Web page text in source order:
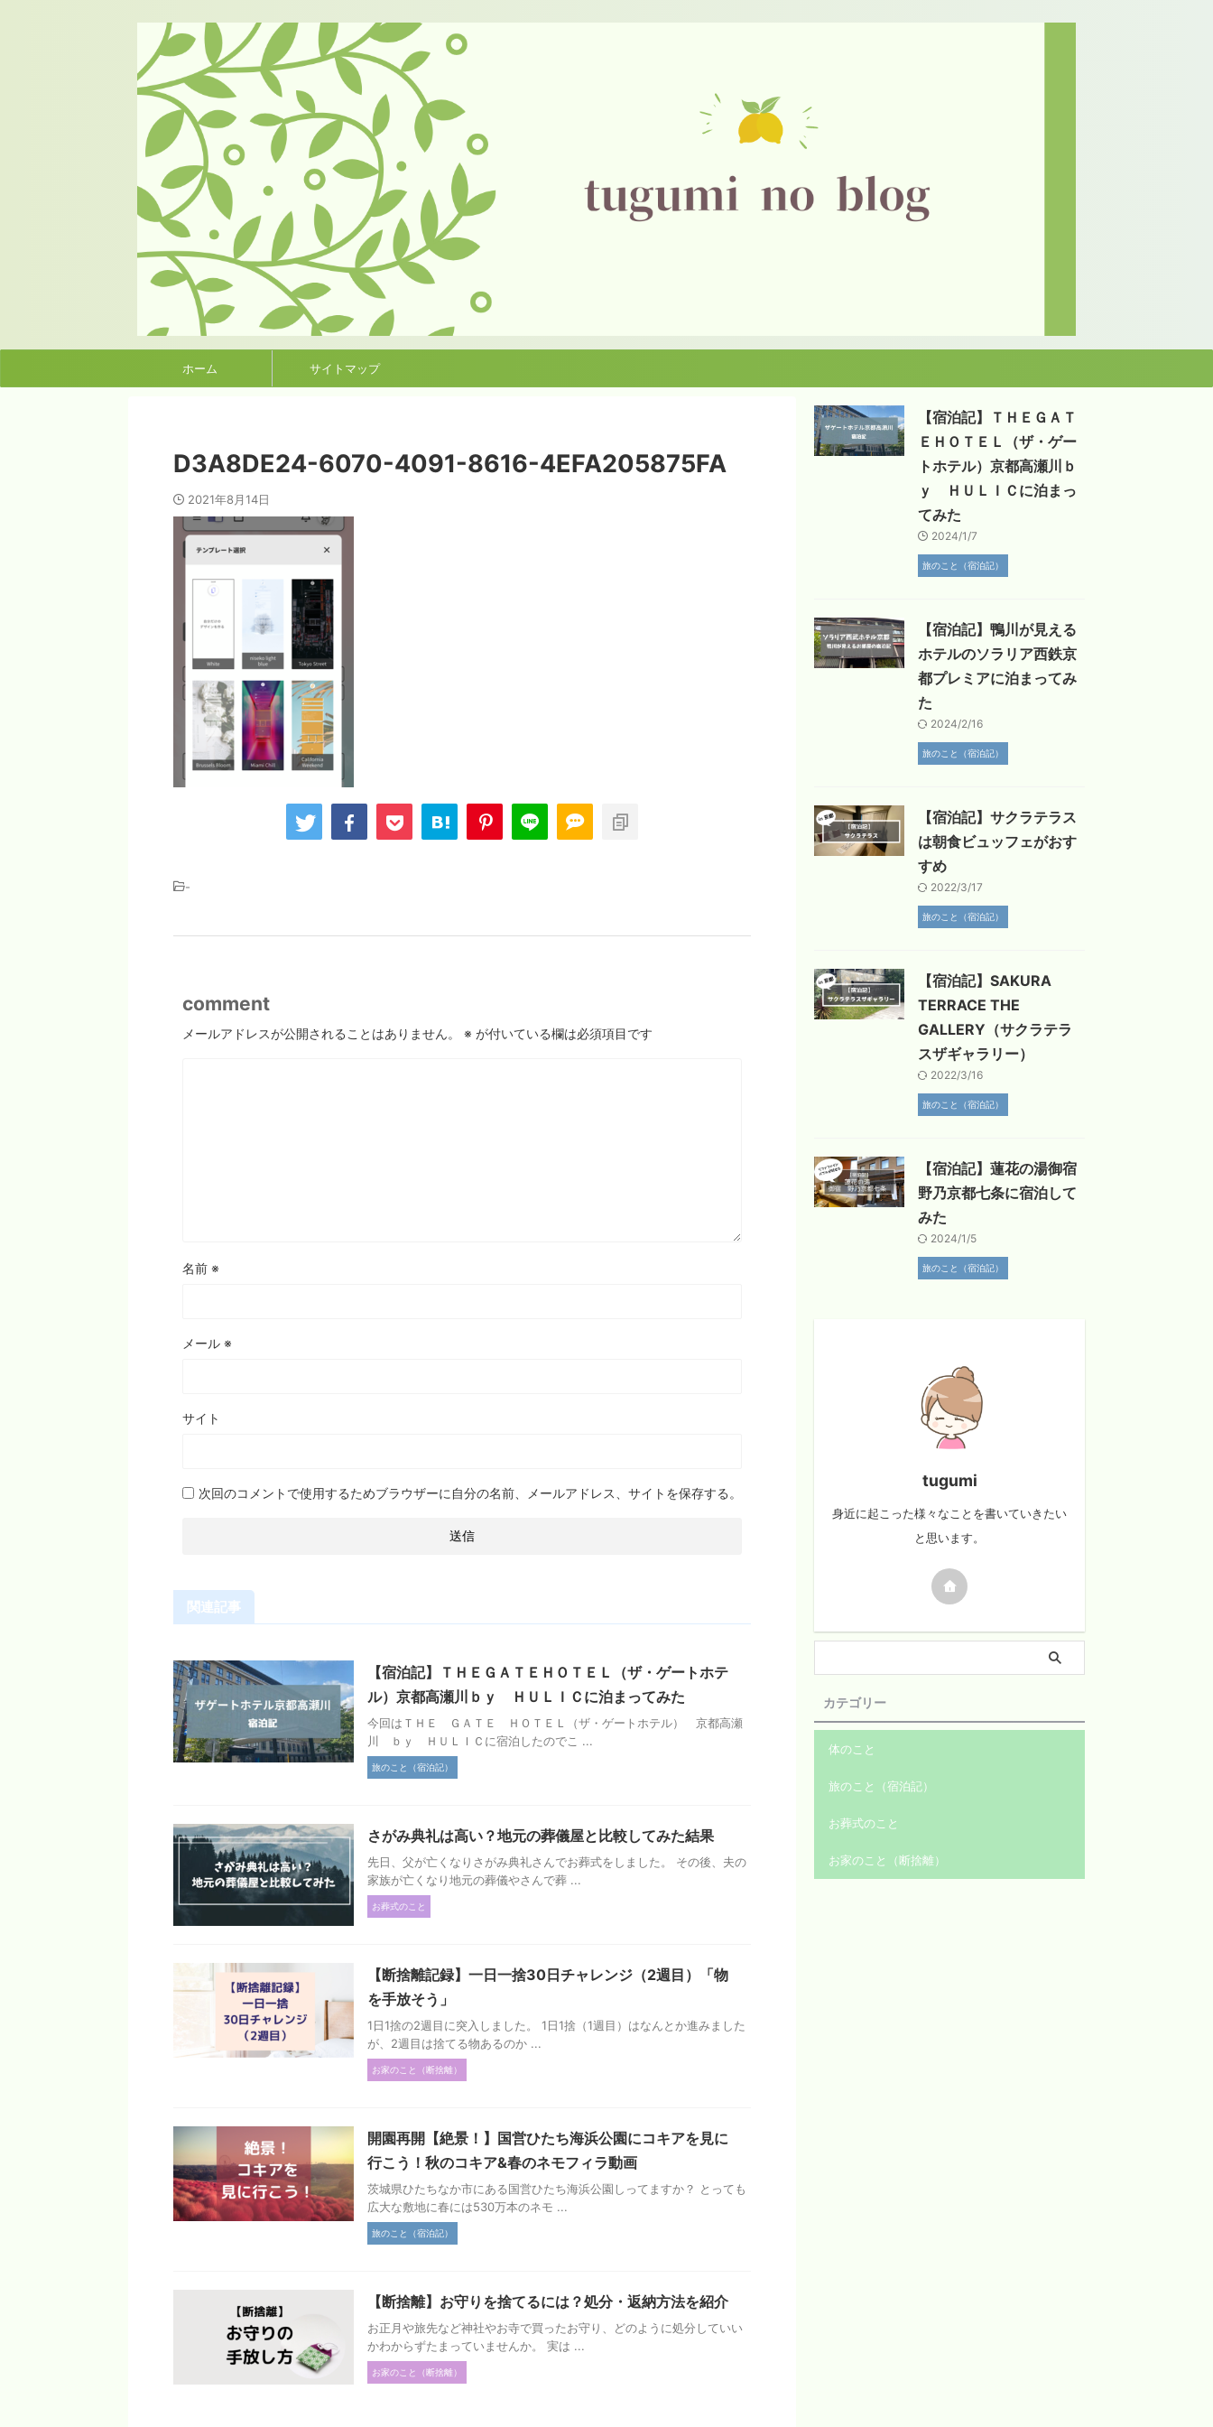
ホーム サイトマップ
D3A8DE24-6070-4091-8616-4EFA205875FA
2021年8月14日
-
comment
メールアドレスが公開されることはありません。 ※ が付いている欄は必須項目です
名前 ※
メール ※
サイト
次回のコメントで使用するためブラウザーに自分の名前、メールアドレス、サイトを保存する。
関連記事
【宿泊記】ＴＨＥＧＡＴＥＨＯＴＥＬ（ザ・ゲートホテ
ル）京都高瀬川ｂｙ ＨＵＬＩＣに泊まってみた
今回はＴＨＥ ＧＡＴＥ ＨＯＴＥＬ（ザ・ゲートホテル） 京都高瀬
川 ｂｙ ＨＵＬＩＣに宿泊したのでこ ...
旅のこと（宿泊記）
さがみ典礼は高い？地元の葬儀屋と比較してみた結果
先日、父が亡くなりさがみ典礼さんでお葬式をしました。 その後、夫の
家族が亡くなり地元の葬儀やさんで葬 ...
お葬式のこと
【断捨離記録】一日一捨30日チャレンジ（2週目）「物
を手放そう」
1日1捨の2週目に突入しました。 1日1捨（1週目）はなんとか進みました
が、2週目は捨てる物あるのか ...
お家のこと（断捨離）
開園再開【絶景！】国営ひたち海浜公園にコキアを見に
行こう！秋のコキア&春のネモフィラ動画
茨城県ひたちなか市にある国営ひたち海浜公園しってますか？ とっても
広大な敷地に春には530万本のネモ ...
旅のこと（宿泊記）
【断捨離】お守りを捨てるには？処分・返納方法を紹介
お正月や旅先など神社やお寺で買ったお守り、どのように処分していい
かわからずたまっていませんか。 実は ...
お家のこと（断捨離）
【宿泊記】ＴＨＥＧＡＴ
ＥＨＯＴＥＬ（ザ・ゲー
トホテル）京都高瀬川ｂ
ｙ ＨＵＬＩＣに泊まっ
てみた
2024/1/7
旅のこと（宿泊記）
【宿泊記】鴨川が見える
ホテルのソラリア西鉄京
都プレミアに泊まってみ
た
2024/2/16
旅のこと（宿泊記）
【宿泊記】サクラテラス
は朝食ビュッフェがおす
すめ
2022/3/17
旅のこと（宿泊記）
【宿泊記】SAKURA
TERRACE THE
GALLERY（サクラテラ
スザギャラリー）
2022/3/16
旅のこと（宿泊記）
【宿泊記】蓮花の湯御宿
野乃京都七条に宿泊して
みた
2024/1/5
旅のこと（宿泊記）
tugumi
身近に起こった様々なことを書いていきたい
と思います。
カテゴリー
体のこと
旅のこと（宿泊記）
お葬式のこと
お家のこと（断捨離）